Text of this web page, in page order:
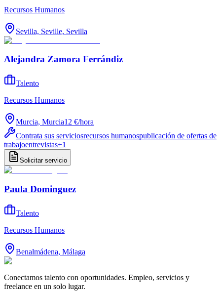
Recursos Humanos
Sevilla, Seville, Sevilla
Alejandra Zamora Ferrándiz
Talento
Recursos Humanos
Murcia, Murcia12 €/hora
Contrata sus serviciosrecursos humanospublicación de ofertas de
trabajoentrevistas+1
Solicitar servicio
Paula Dominguez
Talento
Recursos Humanos
Benalmádena, Málaga
Conectamos talento con oportunidades. Empleo, servicios y
freelance en un solo lugar.